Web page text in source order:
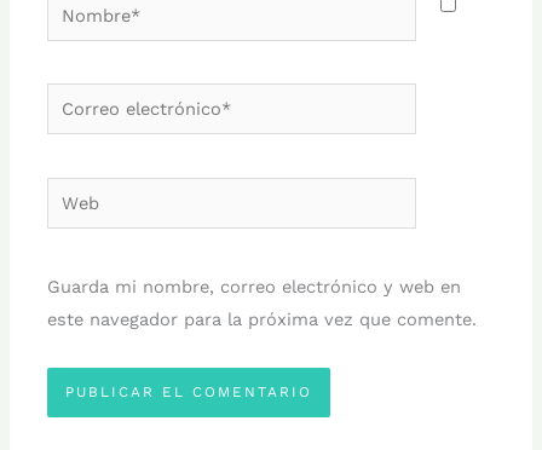
Nombre*
Correo
electrónico*
Web
Guarda mi nombre, correo electrónico y web en
este navegador para la próxima vez que comente.